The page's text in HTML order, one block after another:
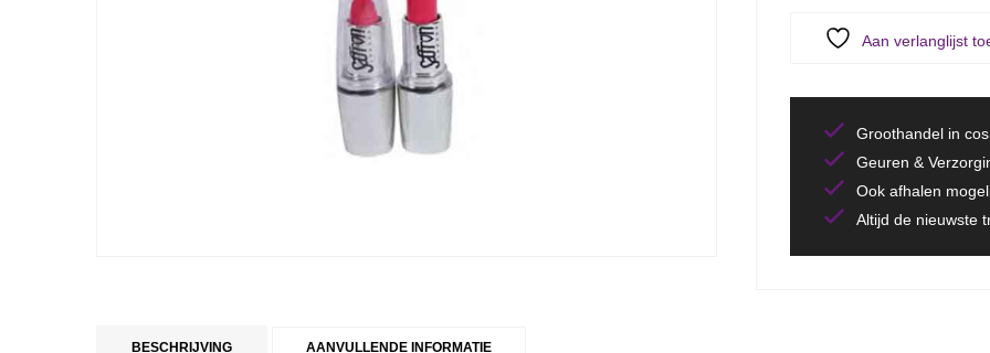
Aan verlanglijst
Groothandel in
Geuren &
Ook afhalen
Altijd de nieuwste
BESCHRIJVING AANVULLENDE INFORMATIE